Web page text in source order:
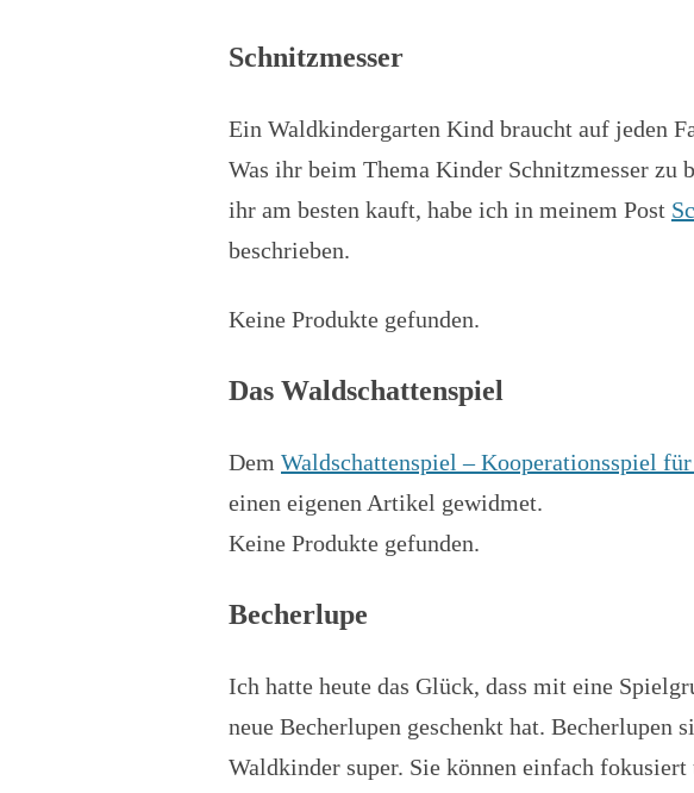
Schnitzmesser
Ein Waldkindergarten Kind braucht auf jeden
Was ihr beim Thema Kinder Schnitzmesser zu
ihr am besten kauft, habe ich in meinem Post
beschrieben.
Keine Produkte gefunden.
Das Waldschattenspiel
Dem Waldschattenspiel – Kooperationsspiel
einen eigenen Artikel gewidmet.
Keine Produkte gefunden.
Becherlupe
Ich hatte heute das Glück, dass mit eine
neue Becherlupen geschenkt hat. Becherlupen
Waldkinder super. Sie können einfach fokusiert